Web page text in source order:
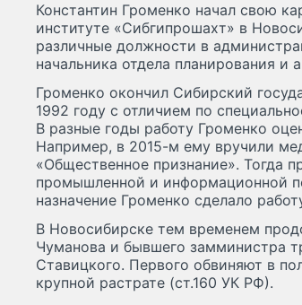
Константин Громенко начал свою
институте «Сибгипрошахт» в
различные должности в
начальника отдела планирования и
Громенко окончил Сибирский
1992 году с отличием по
В разные годы работу Громенко
Например, в 2015-м ему вручили
«Общественное признание». Тогда
промышленной и информационной
назначение Громенко сделало
В Новосибирске тем временем
Чуманова и бывшего замминистра
Ставицкого. Первого обвиняют в
крупной растрате (ст.160 УК РФ).